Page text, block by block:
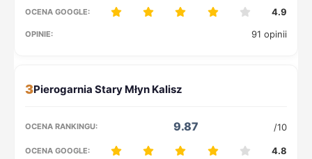
4.9
91 opinii
3
9.87 /10
4.8